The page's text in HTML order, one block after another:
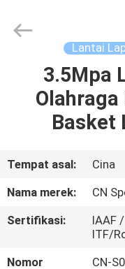
RUMAH
PRODUK
TENTANG
KAMI
TUR
PABRIK
Materials
Lantai
3.5Mpa
Basket
Tempat asal:
Cina
Nama merek:
CN
Sertifikasi:
IAAF /
ITF/
Nomor
CN-